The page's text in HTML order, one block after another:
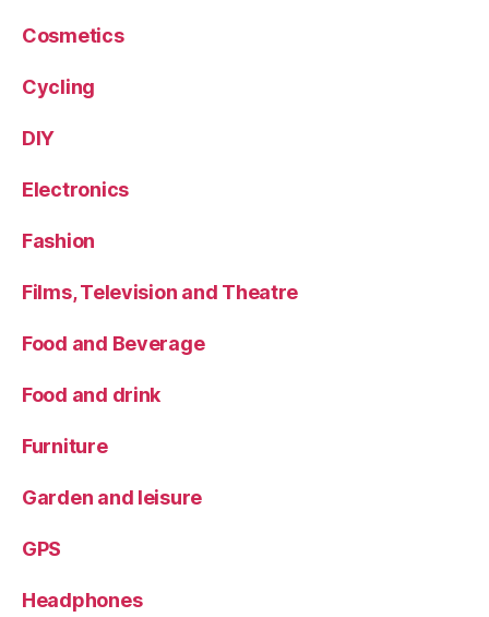
Cosmetics
Cycling
DIY
Electronics
Fashion
Films, Television and Theatre
Food and Beverage
Food and drink
Furniture
Garden and leisure
GPS
Headphones